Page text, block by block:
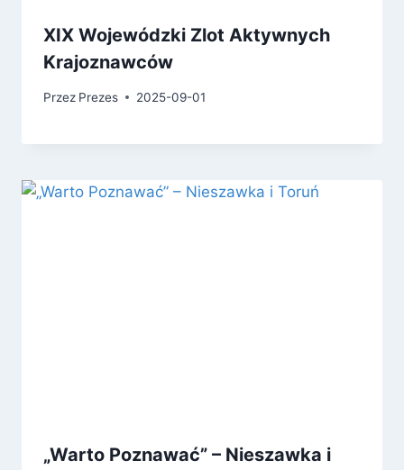
XIX Wojewódzki Zlot Aktywnych
Krajoznawców
Przez Prezes 2025-09-01
„Warto Poznawać” – Nieszawka i